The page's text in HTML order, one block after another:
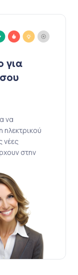
για
να
ηλεκτρικού
νέες
στην